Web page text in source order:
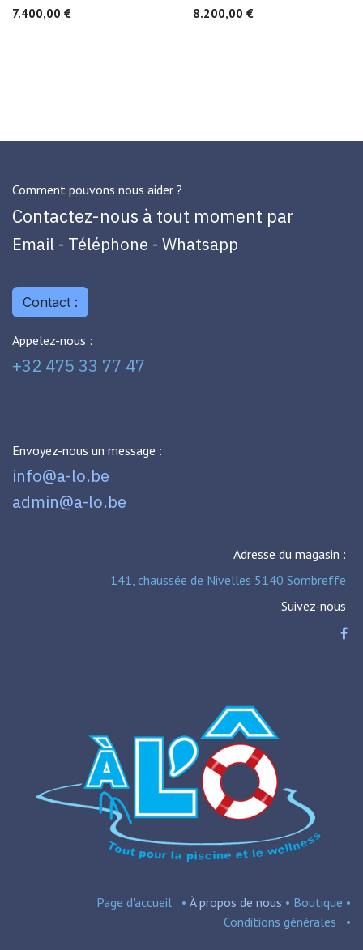
7.400,00 € 8.200,00 €
Comment pouvons nous aider ?
Contactez-nous à tout moment par
Email - Téléphone - Whatsapp
Contact :
Appelez-nous :
+32 475 33 77 47
Envoyez-nous un message :
info@a-lo.be
admin@a-lo.be
Adresse du magasin :
141, chaussée de Nivelles 5140 Sombreffe
Suivez-nous
Page d'accueil • À propos de nous • Boutique •
Conditions générales •